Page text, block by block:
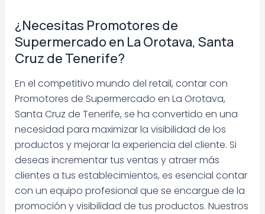
¿Necesitas Promotores de
Supermercado en La Orotava, Santa
Cruz de Tenerife?
En el competitivo mundo del retail, contar con
Promotores de Supermercado en La Orotava,
Santa Cruz de Tenerife, se ha convertido en una
necesidad para maximizar la visibilidad de los
productos y mejorar la experiencia del cliente. Si
deseas incrementar tus ventas y atraer más
clientes a tus establecimientos, es esencial contar
con un equipo profesional que se encargue de la
promoción y visibilidad de tus productos. Nuestros